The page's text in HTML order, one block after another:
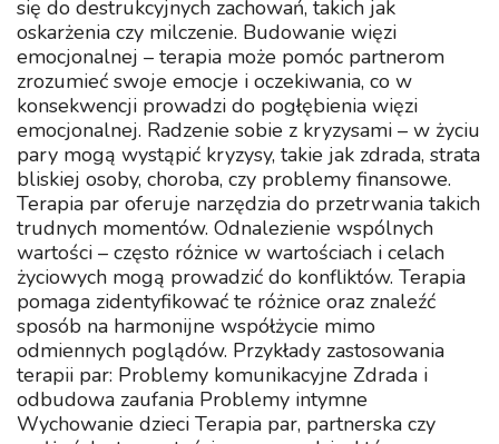
się do destrukcyjnych zachowań, takich jak
oskarżenia czy milczenie. Budowanie więzi
emocjonalnej – terapia może pomóc partnerom
zrozumieć swoje emocje i oczekiwania, co w
konsekwencji prowadzi do pogłębienia więzi
emocjonalnej. Radzenie sobie z kryzysami – w życiu
pary mogą wystąpić kryzysy, takie jak zdrada, strata
bliskiej osoby, choroba, czy problemy finansowe.
Terapia par oferuje narzędzia do przetrwania takich
trudnych momentów. Odnalezienie wspólnych
wartości – często różnice w wartościach i celach
życiowych mogą prowadzić do konfliktów. Terapia
pomaga zidentyfikować te różnice oraz znaleźć
sposób na harmonijne współżycie mimo
odmiennych poglądów. Przykłady zastosowania
terapii par: Problemy komunikacyjne Zdrada i
odbudowa zaufania Problemy intymne
Wychowanie dzieci Terapia par, partnerska czy